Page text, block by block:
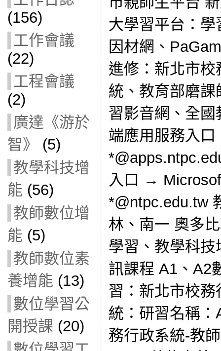
(156)
工作會議
(22)
工程會議
(2)
廣達《游於
智》
(5)
教學科技增
能 (56)
教師數位增
能 (5)
教師數位素
養增能 (13)
數位學習公
開授課 (20)
大學習平台：
因材網、
進修：新北市
統、教育部磨
習影音網、全
端應用服務入
入口 →
*@ntpc.edu.tw
林、南一 奧多
學習、教學科
訊課程 A1、A2
習：新北市校
統：研習名稱
務行政系統-教